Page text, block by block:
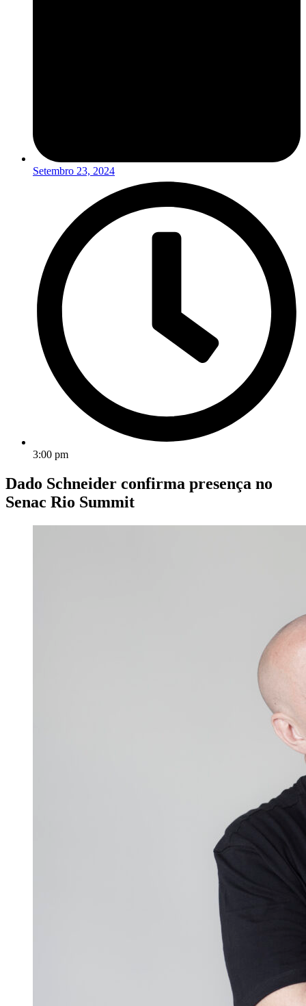
Setembro 23, 2024
3:00 pm
Dado Schneider confirma presença no
Senac Rio Summit